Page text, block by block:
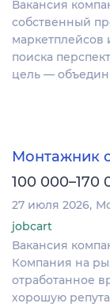
Вакансия
собственный
маркетплейсов
поиска
цель —
Монтажник
100 000–170
27 июля 2026
jobcart
Вакансия
Компания на
отработанное
хорошую